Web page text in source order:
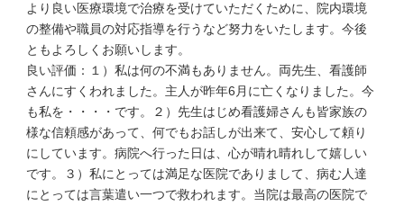
より良い医療環境で治療を受けていただくために、院内環境
の整備や職員の対応指導を行うなど努力をいたします。今後
ともよろしくお願いします。
良い評価：１）私は何の不満もありません。両先生、看護師
さんにすくわれました。主人が昨年6月に亡くなりました。今
も私を・・・・です。２）先生はじめ看護婦さんも皆家族の
様な信頼感があって、何でもお話しが出来て、安心して頼り
にしています。病院へ行った日は、心が晴れ晴れして嬉しい
です。３）私にとっては満足な医院でありまして、病む人達
にとっては言葉遣い一つで救われます。当院は最高の医院で